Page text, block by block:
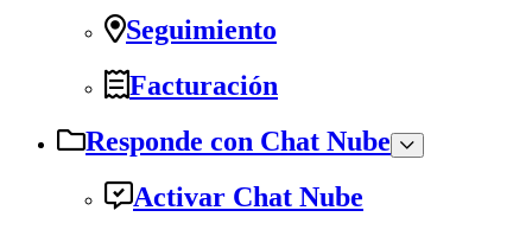
Seguimiento
Facturación
Responde con Chat Nube
Activar Chat Nube